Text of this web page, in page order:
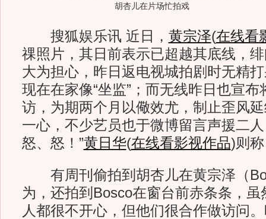
胡杏儿在片场忙拍戏
搜狐娱乐讯 近日， 黄宗泽(在线看
祼照片，其日前表示已超越其底线，
大为担心，昨日返电视城拍剧时无精
现在在家像“坐监”；而无线昨日也宣
访，为期两个月以儆效尤，制止歪风
一心，不少艺员也于微博留言声援二
怒、怒！”黄日华(在线看影视作品)则
有周刊偷拍到胡杏儿在黄宗泽（
为，还拍到Bosco在窗台前赤条条，
人都很不开心，但他们很合作做访问